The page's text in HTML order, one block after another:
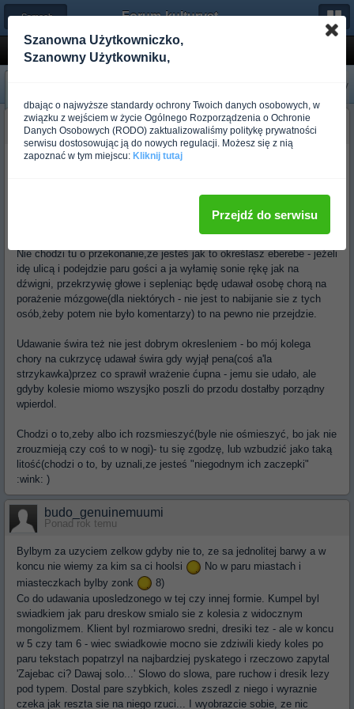
← Samoobrona Forum-kulturystyka.pl
Co zrobic gdy?
Poprzedni
Następny
»
budo_hellfire
Ponad rok temu
Nie chodzi tu o przekonanie,ze jesteś jak to określasz eberebe - jeżeli
idę ulicą i podejdzie paru gości a ja wyłamię sonie rękę jak na
dźwigni, przekrzywię głowe i sepleniąc będę udawał osobę chorą na
porażenie mózgowe(dla niektórych - nie jest to nabijanie sie z tych
osób,żeby potem nie było komentarzy) to na pewno nie przejdzie.
Udawanie świra też nie jest dobrym okresleniem - bo mój kolega
chory na cukrzycę udawał świra gdy wyjął pena(coś a'la
strzykawka)przez co sprawił wrażenie ćupna - jemu sie udało, ale
gdyby kolesie miomo wszysjko poszli do przodu dostałby porządny
wpierdol.
Chodzi o to,zeby albo ich rozsmieszyć(byle nie ośmieszyć, bo jak nie
zrouzmieją czy coś to w nogi)- tu się zgodzę, lub wzbudzić jako taką
litość(chodzi o to, by uznali,ze jesteś "niegodnym ich zaczepki"
:wink: )
budo_genuinemuumi
Ponad rok temu
Bylbym za uzyciem zelkow gdyby nie to, ze sa jednolitej barwy a w
koncu nie wiemy za kim sa ci hoolsi
No w paru miastach i
miasteczkach bylby zonk
8)
Co do udawania uposledzonego w tej czy innej formie. Kumpel byl
swiadkiem jak paru dreskow smialo sie z kolesia z widocznym
mongolizmem. Klient byl rozmiarowo sredni, dresiki tez - ale w koncu
w 5 czy tam 6 - wiec swiadkowie mocno sie zdziwili kiedy koles po
paru tekstach popatrzyl na najbardziej pyskatego i rzeczowo zapytal
'Zajebac ci? Dawaj solo...' Slowo do slowa, pare ruchow i dresik lezy
pod typem. Dostal pare szybkich, koles zszedl z niego i wyraznie
czeka jak reszta sie na niego rzuci... I wyobrazcie sobie, ze nic
Szanowna Użytkowniczko,
Szanowny Użytkowniku,
dbając o najwyższe standardy ochrony Twoich danych osobowych, w
związku z wejściem w życie Ogólnego Rozporządzenia o Ochronie
Danych Osobowych (RODO) zaktualizowaliśmy politykę prywatności
serwisu dostosowując ją do nowych regulacji. Możesz się z nią
zapoznać w tym miejscu: Kliknij tutaj
Przejdź do serwisu